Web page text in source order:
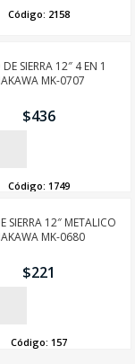
Código: 2158
SIERRA 12″ 4 EN 1
MK-0707
$436
Código: 1749
SIERRA 12″ METALICO
MK-0680
$221
Código: 157